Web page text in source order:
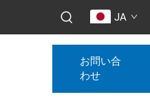
JA
お問い合
わせ